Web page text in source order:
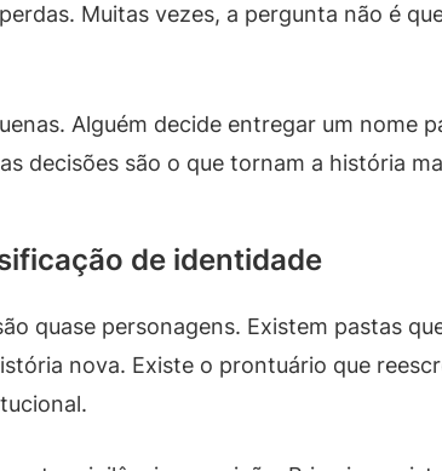
Muitas vezes, a pergunta não é
Alguém decide entregar um nome
decisões são o que tornam a história
de identidade
quase personagens. Existem pastas
nova. Existe o prontuário que